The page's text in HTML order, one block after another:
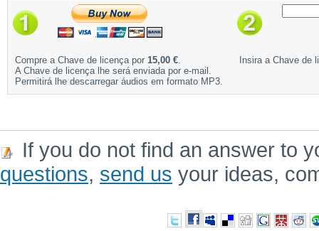
Compre a Chave de licença por 15,00 €.
A Chave de licença lhe será enviada por e-mail.
Permitirá lhe descarregar áudios em formato MP3.
Insira a Chave de
If you do not find an answer to
questions, send us your ideas,